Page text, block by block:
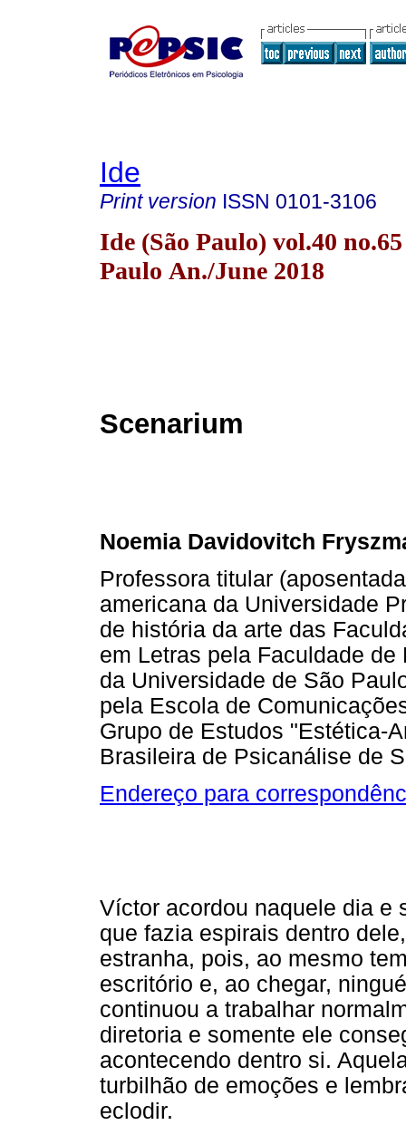
Ide
Print version ISSN 0101-3106
Ide (São Paulo) vol.40 no.65
Paulo An./June 2018
Scenarium
Noemia Davidovitch
Professora titular
americana da Universidade
de história da arte das
em Letras pela Faculdade
da Universidade de São
pela Escola de
Grupo de Estudos "Estética-
Brasileira de Psicanálise de
Endereço para
Víctor acordou naquele dia e
que fazia espirais dentro
estranha, pois, ao mesmo
escritório e, ao chegar,
continuou a trabalhar
diretoria e somente ele
acontecendo dentro si.
turbilhão de emoções e
eclodir.